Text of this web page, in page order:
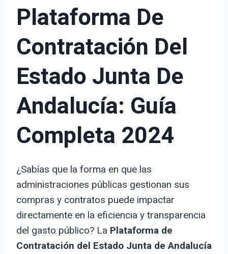
Plataforma De
Contratación Del
Estado Junta De
Andalucía: Guía
Completa 2024
¿Sabías que la forma en que las
administraciones públicas gestionan sus
compras y contratos puede impactar
directamente en la eficiencia y transparencia
del gasto público? La Plataforma de
Contratación del Estado Junta de Andalucía